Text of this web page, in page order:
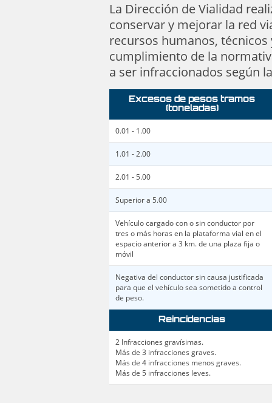
La Dirección de Vialidad
conservar y mejorar la red
recursos humanos,
cumplimiento de la
a ser infraccionados según
Excesos de pesos tramos
(toneladas)
0.01 - 1.00
1.01 - 2.00
2.01 - 5.00
Superior a 5.00
Vehículo cargado con o sin conductor por
tres o más horas en la plataforma vial en el
espacio anterior a 3 km. de una plaza fija o
móvil
Negativa del conductor sin causa justificada
para que el vehículo sea sometido a control
de peso.
Reincidencias
2 Infracciones gravísimas.
Más de 3 infracciones graves.
Más de 4 infracciones menos graves.
Más de 5 infracciones leves.